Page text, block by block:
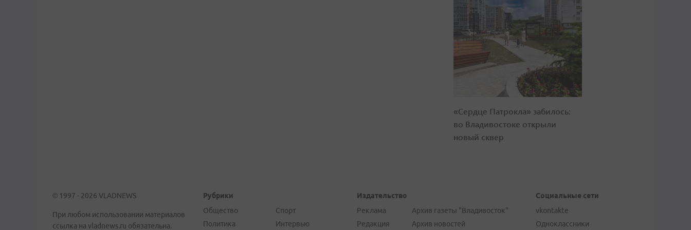
«Сердце Патрокла» забилось:
во Владивостоке открыли
новый сквер
© 1997 - 2026 VLADNEWS
При любом использовании материалов
ссылка на vladnews.ru обязательна.
Рубрики
Общество
Политика
Спорт
Интервью
Издательство
Реклама
Редакция
Архив газеты "Владивосток"
Архив новостей
Социальные сети
vkontakte
Одноклассники